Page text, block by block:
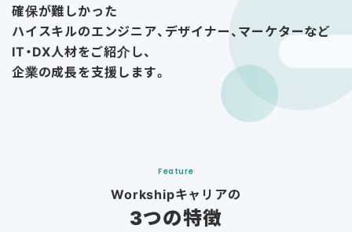
確保が難しかった
ハイスキルのエンジニア、デザイナー、マーケターなど
IT・DX人材をご紹介し、
企業の成長を支援します。
Feature
Workshipキャリアの
3つの特徴